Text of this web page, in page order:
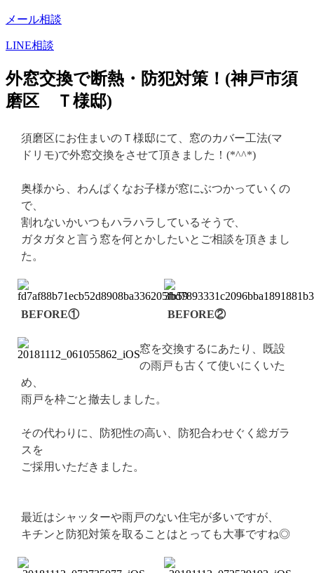
メール相談
LINE相談
外窓交換で断熱・防犯対策！(神戸市須
磨区 Ｔ様邸)
須磨区にお住まいのＴ様邸にて、窓のカバー工法(マ
ドリモ)で外窓交換をさせて頂きました！(*^^*)
奥様から、わんぱくなお子様が窓にぶつかっていくの
で、
割れないかいつもハラハラしているそうで、
ガタガタと言う窓を何とかしたいとご相談を頂きまし
た。
BEFORE① BEFORE②
窓を交換するにあたり、既設
の雨戸も古くて使いにくいた
め、
雨戸を枠ごと撤去しました。
その代わりに、防犯性の高い、防犯合わせぐく総ガラ
スを
ご採用いただきました。
最近はシャッターや雨戸のない住宅が多いですが、
キチンと防犯対策を取ることはとっても大事ですね◎